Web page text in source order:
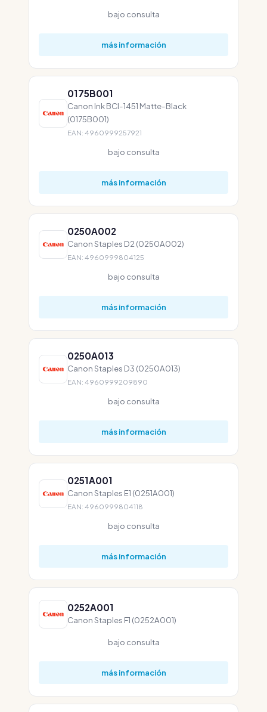
bajo consulta
más información
0175B001
Canon Ink BCI-1451 Matte-Black
(0175B001)
EAN: 4960999257921
bajo consulta
más información
0250A002
Canon Staples D2 (0250A002)
EAN: 4960999804125
bajo consulta
más información
0250A013
Canon Staples D3 (0250A013)
EAN: 4960999209890
bajo consulta
más información
0251A001
Canon Staples E1 (0251A001)
EAN: 4960999804118
bajo consulta
más información
0252A001
Canon Staples F1 (0252A001)
bajo consulta
más información